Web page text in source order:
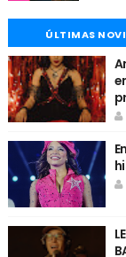
ÚLTIMAS